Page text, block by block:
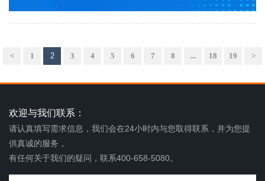
< 1 2 3 4 5 6 7 8 ... 18 19 >
欢迎与我们联系：
请认真填写需求信息，我们会在24小时内与您取得联系，并为您提
供真诚的服务，
有任何关于我们的疑问，联系400-658-5080。